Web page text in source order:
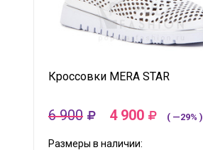
Кроссовки MERA STAR
6 900 4 900 ( —29% )
Размеры в наличии: